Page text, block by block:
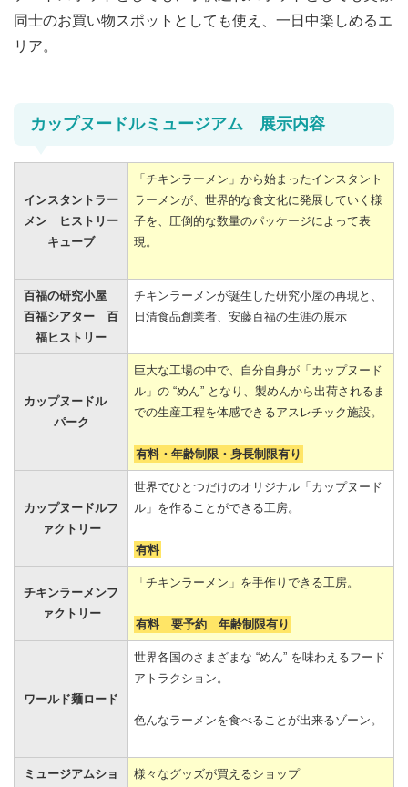
同士のお買い物スポットとしても使え、一日中楽しめるエ
リア。
カップヌードルミュージアム 展示内容
インスタントラー
メン ヒストリー
キューブ
「チキンラーメン」から始まったインスタント
ラーメンが、世界的な食文化に発展していく様
子を、圧倒的な数量のパッケージによって表
現。
百福の研究小屋
百福シアター 百
福ヒストリー
チキンラーメンが誕生した研究小屋の再現と、
日清食品創業者、安藤百福の生涯の展示
カップヌードル
パーク
巨大な工場の中で、自分自身が「カップヌード
ル」の “めん” となり、製めんから出荷されるま
での生産工程を体感できるアスレチック施設。
有料・年齢制限・身長制限有り
カップヌードルフ
ァクトリー
世界でひとつだけのオリジナル「カップヌード
ル」を作ることができる工房。
有料
チキンラーメンフ
ァクトリー
「チキンラーメン」を手作りできる工房。
有料 要予約 年齢制限有り
ワールド麺ロード
世界各国のさまざまな “めん” を味わえるフード
アトラクション。
色んなラーメンを食べることが出来るゾーン。
ミュージアムショ
様々なグッズが買えるショップ